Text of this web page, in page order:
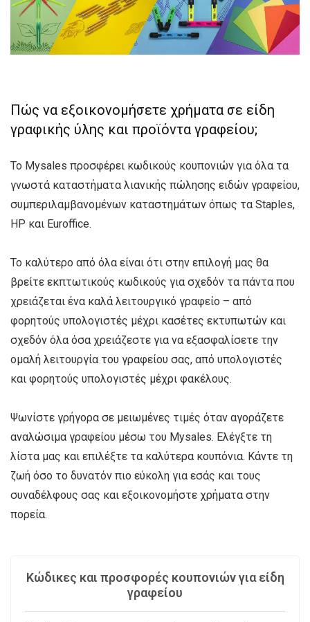
Πώς να εξοικονομήσετε χρήματα σε είδη
γραφικής ύλης και προϊόντα γραφείου;
Το Mysales προσφέρει κωδικούς κουπονιών για όλα τα
γνωστά καταστήματα λιανικής πώλησης ειδών γραφείου,
συμπεριλαμβανομένων καταστημάτων όπως τα Staples,
HP και Euroffice.
Το καλύτερο από όλα είναι ότι στην επιλογή μας θα
βρείτε εκπτωτικούς κωδικούς για σχεδόν τα πάντα που
χρειάζεται ένα καλά λειτουργικό γραφείο – από
φορητούς υπολογιστές μέχρι κασέτες εκτυπωτών και
σχεδόν όλα όσα χρειάζεστε για να εξασφαλίσετε την
ομαλή λειτουργία του γραφείου σας, από υπολογιστές
και φορητούς υπολογιστές μέχρι φακέλους.
Ψωνίστε γρήγορα σε μειωμένες τιμές όταν αγοράζετε
αναλώσιμα γραφείου μέσω του Mysales. Ελέγξτε τη
λίστα μας και επιλέξτε τα καλύτερα κουπόνια. Κάντε τη
ζωή όσο το δυνατόν πιο εύκολη για εσάς και τους
συναδέλφους σας και εξοικονομήστε χρήματα στην
πορεία.
Κώδικες και προσφορές κουπονιών για είδη
γραφείου